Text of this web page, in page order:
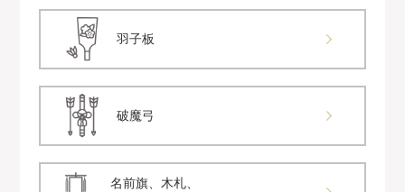
羽子板
破魔弓
名前旗、木札、